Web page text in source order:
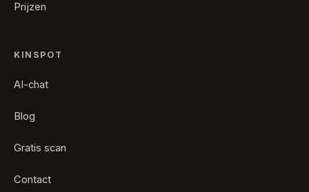
Prijzen
KINSPOT
AI-chat
Blog
Gratis scan
Contact